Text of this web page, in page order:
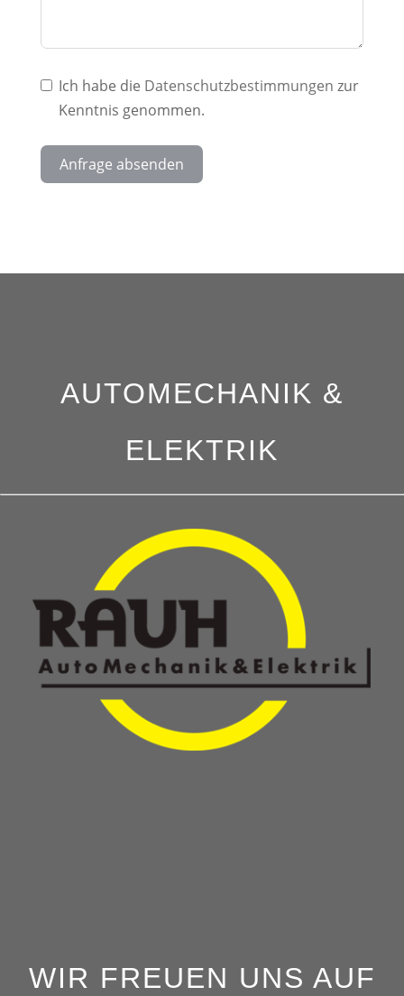
Ich habe die Datenschutzbestimmungen zur
Kenntnis genommen.
Anfrage absenden
AUTOMECHANIK &
ELEKTRIK
WIR FREUEN UNS AUF